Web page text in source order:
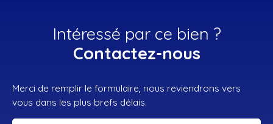
Intéressé par ce bien ?
Contactez-nous
Merci de remplir le formulaire, nous reviendrons vers
vous dans les plus brefs délais.